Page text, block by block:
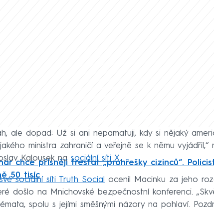
ale dopad: Už si ani nepamatuji, kdy si nějaký
ministra zahraničí a veřejně se k němu vyjádřil,“
Kalousek na sociální síti X.
chce přísněji trestat „prohřešky cizinců“.
50 tisíc
sociální síti Truth Social ocenil Macinku za jeho
došlo na Mnichovské bezpečnostní konferenci.
spolu s jejími směšnými názory na pohlaví.